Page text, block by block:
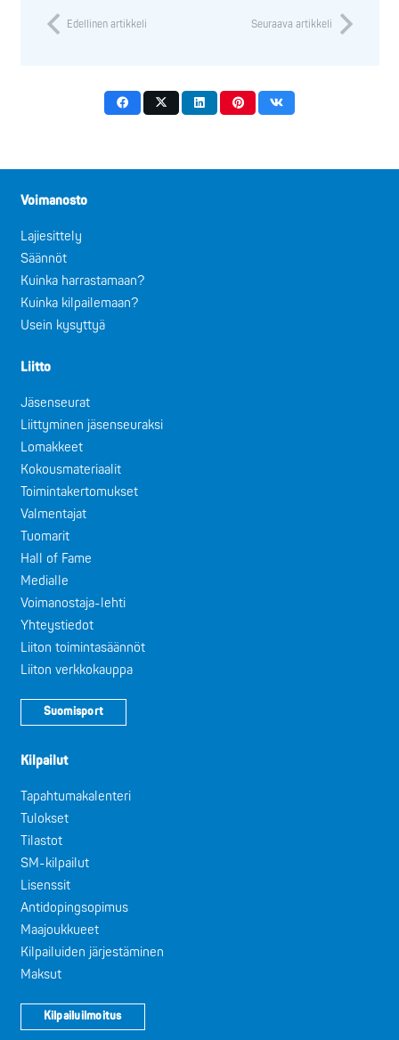
Edellinen artikkeli Seuraava artikkeli
Voimanosto
Lajiesittely
Säännöt
Kuinka harrastamaan?
Kuinka kilpailemaan?
Usein kysyttyä
Liitto
Jäsenseurat
Liittyminen jäsenseuraksi
Lomakkeet
Kokousmateriaalit
Toimintakertomukset
Valmentajat
Tuomarit
Hall of Fame
Medialle
Voimanostaja-lehti
Yhteystiedot
Liiton toimintasäännöt
Liiton verkkokauppa
Suomisport
Kilpailut
Tapahtumakalenteri
Tulokset
Tilastot
SM-kilpailut
Lisenssit
Antidopingsopimus
Maajoukkueet
Kilpailuiden järjestäminen
Maksut
Kilpailuilmoitus